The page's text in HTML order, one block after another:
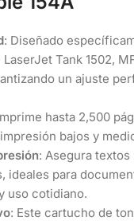
: Diseñado
Tank 1502,
un ajuste
hasta 2,500
bajos y
: Asegura
ideales para
uso cotidiano.
: Este cartucho de